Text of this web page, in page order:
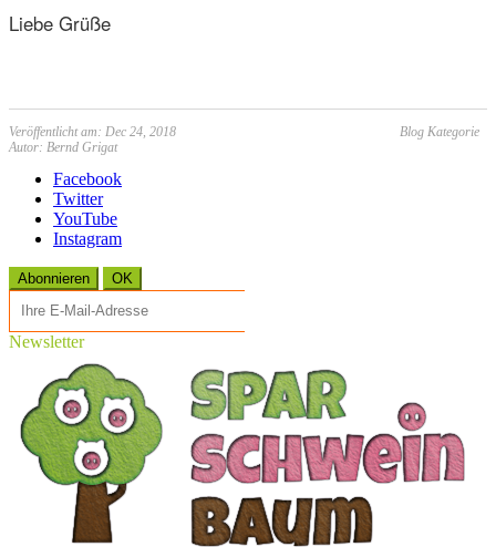
Liebe Grüße
Veröffentlicht am: Dec 24, 2018
Blog Kategorie
Autor: Bernd Grigat
Facebook
Twitter
YouTube
Instagram
Abonnieren OK
Newsletter